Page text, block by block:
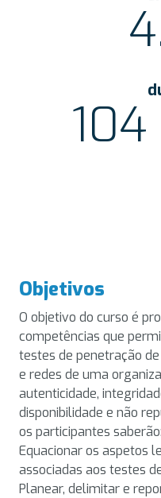
Objetivos
O objetivo do curso é
competências que
testes de penetração
e redes de uma
autenticidade,
disponibilidade e não
os participantes saberão:
Equacionar os aspetos
associadas aos testes
Planear, delimitar e